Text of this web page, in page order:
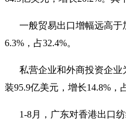
一般贸易出口增幅远高于
6.3%，占32.4%。
私营企业和外商投资企业
装95.9亿美元，增长14.8%，
1-8月，广东对香港出口